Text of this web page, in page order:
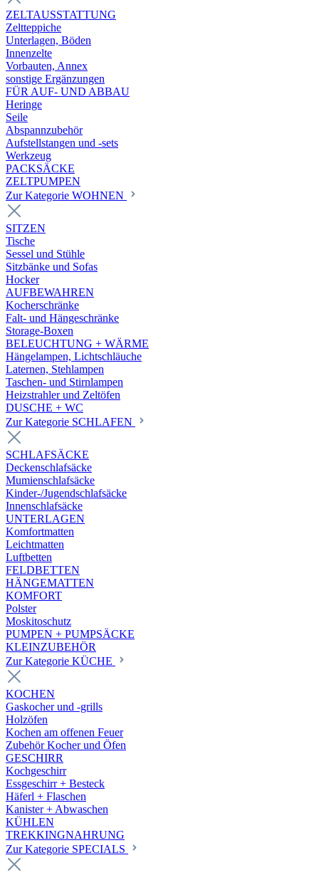
ZELTAUSSTATTUNG
Zeltteppiche
Unterlagen, Böden
Innenzelte
Vorbauten, Annex
sonstige Ergänzungen
FÜR AUF- UND ABBAU
Heringe
Seile
Abspannzubehör
Aufstellstangen und -sets
Werkzeug
PACKSÄCKE
ZELTPUMPEN
Zur Kategorie WOHNEN
SITZEN
Tische
Sessel und Stühle
Sitzbänke und Sofas
Hocker
AUFBEWAHREN
Kocherschränke
Falt- und Hängeschränke
Storage-Boxen
BELEUCHTUNG + WÄRME
Hängelampen, Lichtschläuche
Laternen, Stehlampen
Taschen- und Stirnlampen
Heizstrahler und Zeltöfen
DUSCHE + WC
Zur Kategorie SCHLAFEN
SCHLAFSÄCKE
Deckenschlafsäcke
Mumienschlafsäcke
Kinder-/Jugendschlafsäcke
Innenschlafsäcke
UNTERLAGEN
Komfortmatten
Leichtmatten
Luftbetten
FELDBETTEN
HÄNGEMATTEN
KOMFORT
Polster
Moskitoschutz
PUMPEN + PUMPSÄCKE
KLEINZUBEHÖR
Zur Kategorie KÜCHE
KOCHEN
Gaskocher und -grills
Holzöfen
Kochen am offenen Feuer
Zubehör Kocher und Öfen
GESCHIRR
Kochgeschirr
Essgeschirr + Besteck
Häferl + Flaschen
Kanister + Abwaschen
KÜHLEN
TREKKINGNAHRUNG
Zur Kategorie SPECIALS